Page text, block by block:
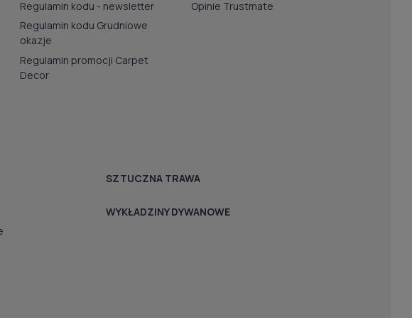
Regulamin kodu - newsletter
Regulamin kodu Grudniowe
okazje
Regulamin promocji Carpet
Decor
Opinie Trustmate
SZTUCZNA TRAWA
WYKŁADZINY DYWANOWE